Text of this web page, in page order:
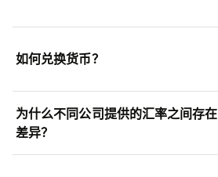
如何兑换货币？
为什么不同公司提供的汇率之间存在
差异？